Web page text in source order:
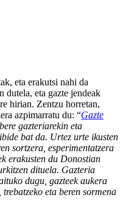
eta erakutsi nahi da
dutela, eta gazte jendeak
hirian. Zentzu horretan,
azpimarratu du: “Gazte
gazteriarekin eta
bat da. Urtez urte ikusten
sortzera, esperimentatzera
erakusten du Donostian
dituela. Gazteria
dugu, gazteek aukera
eta beren sormena